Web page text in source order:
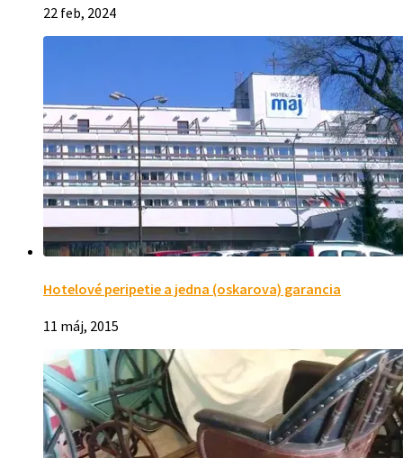
22 feb, 2024
Hotelové peripetie a jedna (oskarova) garancia
11 máj, 2015